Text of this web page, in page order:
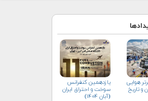
هوایی
و تاریخ
یازدهمین کنفرانس
سوخت و احتراق ایران
(آبان‌ ۱۴۰۴)